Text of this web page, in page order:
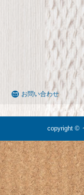
お問い合わせ
copyright ©